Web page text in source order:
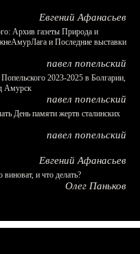
Евгений Афанасьев
Архив газеты Природа и
и Последние выставки
павел попельский
2023-2025 в Болгарии,
Амурск
павел попельский
День памяти жертв сталинских
павел попельский
Евгений Афанасьев
и что делать?
Олег Паньков